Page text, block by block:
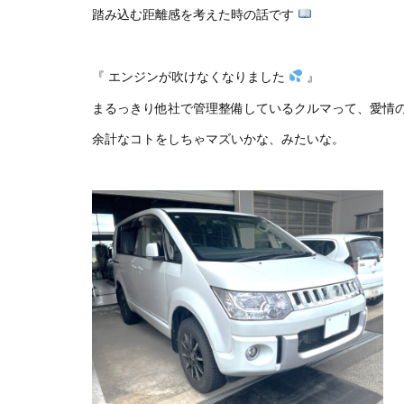
踏み込む距離感を考えた時の話です
『 エンジンが吹けなくなりました
』
まるっきり他社で管理整備しているクルマって、愛情
余計なコトをしちゃマズいかな、みたいな。